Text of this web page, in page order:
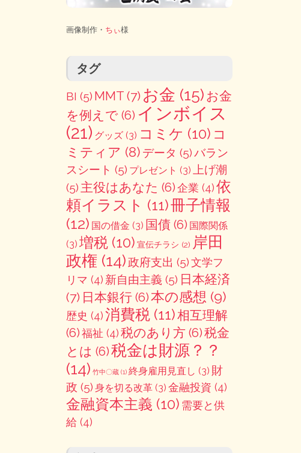
画像制作・ ちぃ様
タグ
BI (5) MMT(7) お金 (15) お金
を例えで(6) インボイス
(21) グッズ(3) コミケ (10) コ
ミティア (8) データ (5)バラン
スシート (5) プレゼント (3) 上げ潮
(5) 主役はあなた (6)企業 (4)依
頼イラスト (11)冊子情報
(12) 国の借金 (3) 国債(6) 国際関係
(3) 増税(10) 宣伝チラシ (2) 岸田
政権 (14)政府支出 (5)文学フ
リマ (4) 新自由主義 (5) 日本経済
(7) 日本銀行(6)本の感想 (9)
歴史 (4)消費税(11)相互理解
(6)福祉 (4)税のあり方(6)税金
とは (6)税金は財源？？
(14) 竹中〇蔵(1) 終身雇用見直し (3) 財
政 (5) 身を切る改革(3) 金融投資 (4)
金融資本主義 (10) 需要と供
給 (4)